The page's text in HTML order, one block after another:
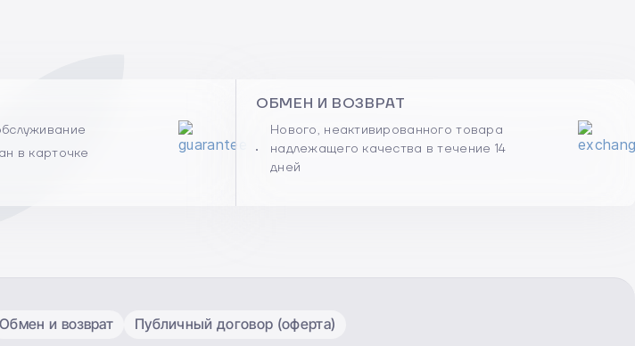
в карточке
ОБМЕН И ВОЗВРАТ
Нового, неактивированного товара
надлежащего качества в течение 14
дней
Обмен и возврат Публичный договор (оферта)